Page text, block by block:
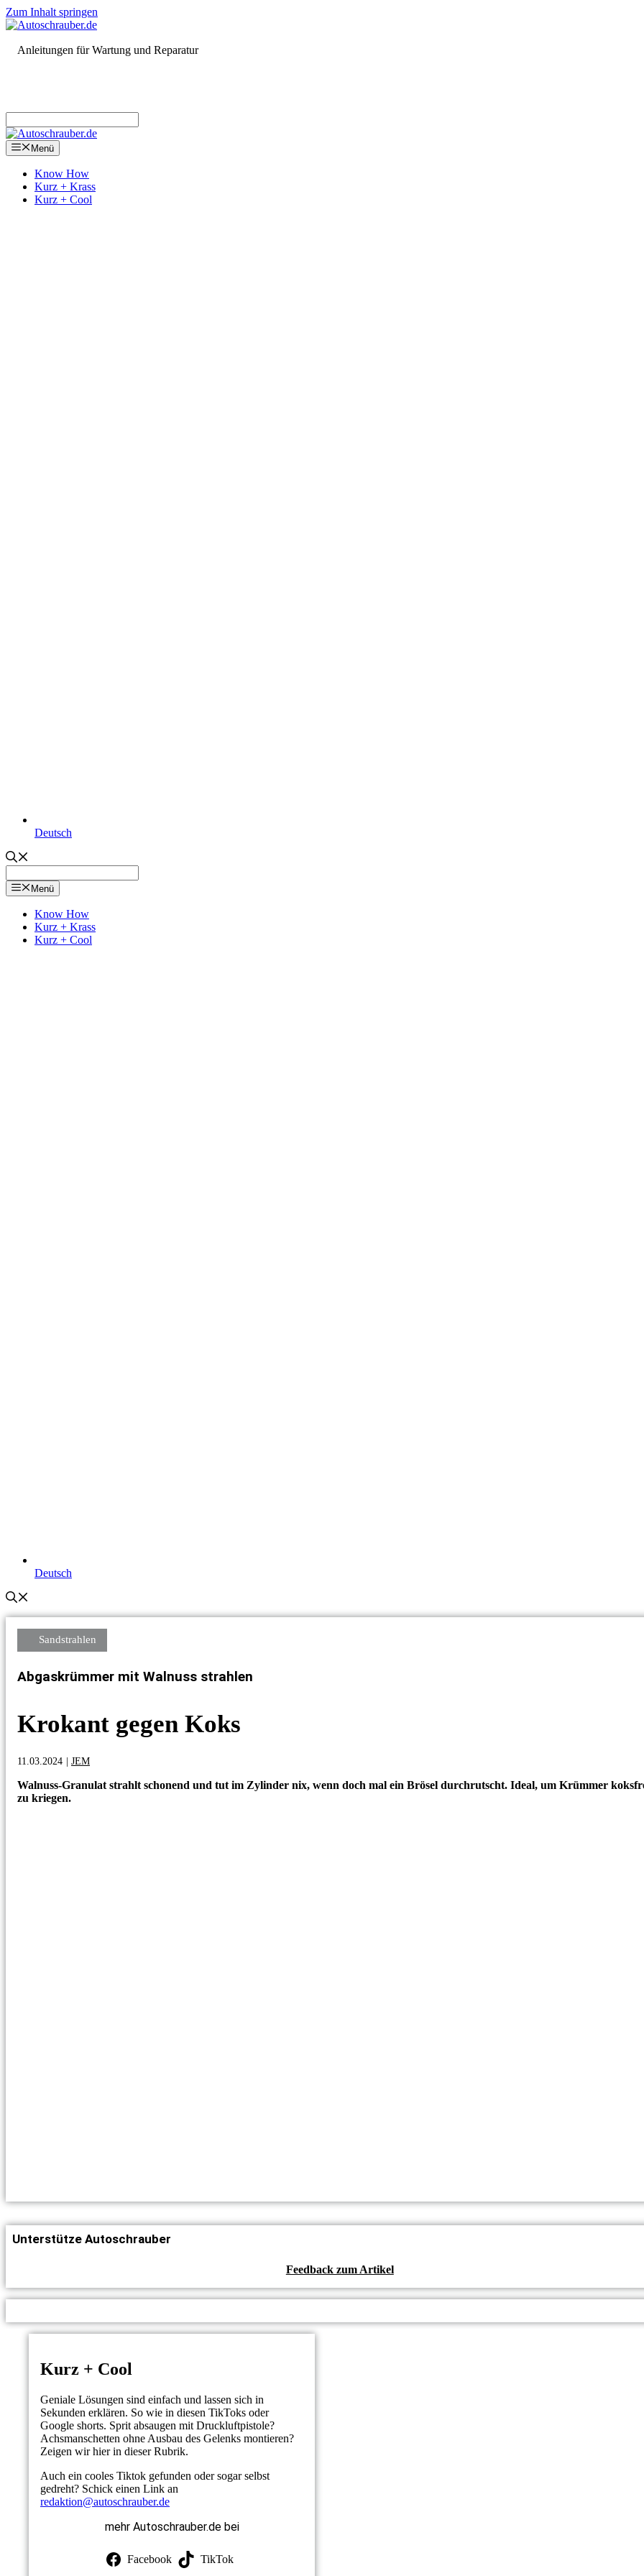
Zum Inhalt springen
Anleitungen für Wartung und Reparatur
Menü
Know How
Kurz + Krass
Kurz + Cool
Deutsch
Menü
Know How
Kurz + Krass
Kurz + Cool
Deutsch
Sandstrahlen
Abgaskrümmer mit Walnuss strahlen
Krokant gegen Koks
11.03.2024 JEM
Walnuss-Granulat strahlt schonend und tut im Zylinder nix, wenn doch mal ein Brösel durchrutscht. Ideal, um Krümmer
zu kriegen.
Unterstütze Autoschrauber
Feedback zum Artikel
Kurz + Cool
Geniale Lösungen sind einfach und lassen sich in
Sekunden erklären. So wie in diesen TikToks oder
Google shorts. Sprit absaugen mit Druckluftpistole?
Achsmanschetten ohne Ausbau des Gelenks montieren?
Zeigen wir hier in dieser Rubrik.
Auch ein cooles Tiktok gefunden oder sogar selbst
gedreht? Schick einen Link an
redaktion@autoschrauber.de
mehr Autoschrauber.de bei
Facebook TikTok